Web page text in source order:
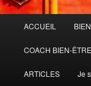
principal
ACCUEIL
COACH BIEN-ÊTRE
ARTICLES Je